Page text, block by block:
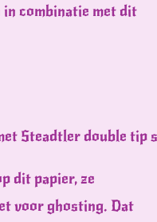
combinatie met dit
Steadtler double tip
dit papier, ze
voor ghosting. Dat